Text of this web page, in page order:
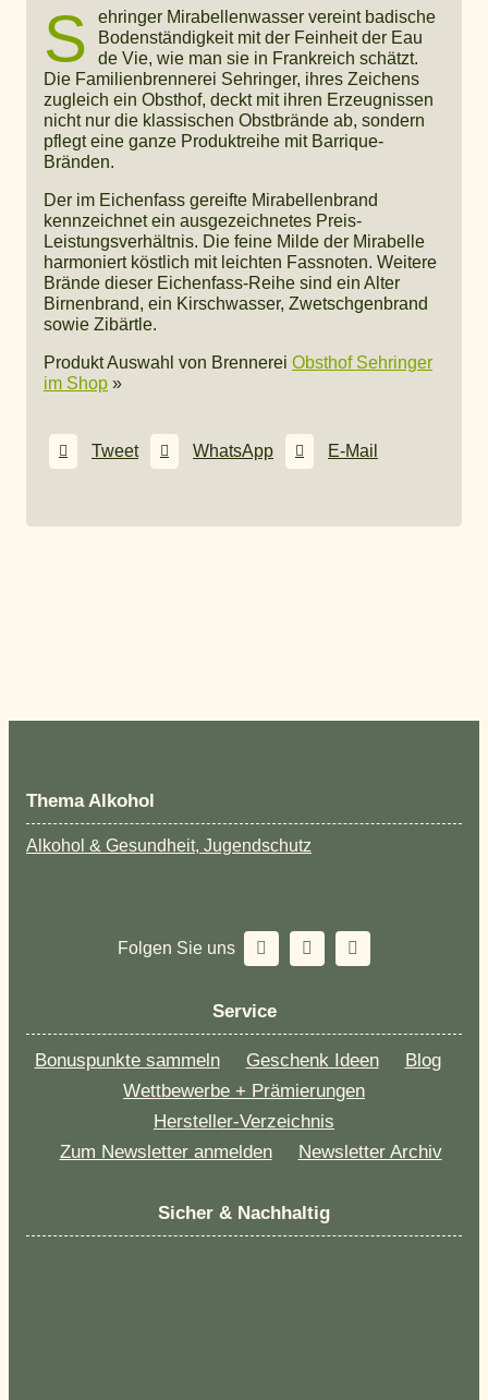
S
ehringer Mirabellenwasser vereint badische
Bodenständigkeit mit der Feinheit der Eau
de Vie, wie man sie in Frankreich schätzt.
Die Familienbrennerei Sehringer, ihres Zeichens
zugleich ein Obsthof, deckt mit ihren Erzeugnissen
nicht nur die klassischen Obstbrände ab, sondern
pflegt eine ganze Produktreihe mit Barrique-
Bränden.
Der im Eichenfass gereifte Mirabellenbrand
kennzeichnet ein ausgezeichnetes Preis-
Leistungsverhältnis. Die feine Milde der Mirabelle
harmoniert köstlich mit leichten Fassnoten. Weitere
Brände dieser Eichenfass-Reihe sind ein Alter
Birnenbrand, ein Kirschwasser, Zwetschgenbrand
sowie Zibärtle.
Produkt Auswahl von Brennerei Obsthof Sehringer
im Shop »
Tweet WhatsApp E-Mail
Thema Alkohol
Alkohol & Gesundheit, Jugendschutz
Folgen Sie uns
Service
Bonuspunkte sammeln Geschenk Ideen
Blog
Wettbewerbe + Prämierungen
Hersteller-Verzeichnis
Zum Newsletter anmelden
Newsletter Archiv
Sicher & Nachhaltig